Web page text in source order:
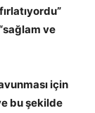
ve
için
bu şekilde